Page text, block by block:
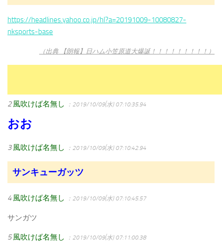
https://headlines.yahoo.co.jp/hl?a=20191009-10080827-
nksports-base
（出典 【朗報】日ハム小笠原道大爆誕！！！！！！！！！）
2 風吹けば名無し ：2019/10/09(水) 07:10:35.94
おお
3 風吹けば名無し ：2019/10/09(水) 07:10:42.94
サンキューガッツ
4 風吹けば名無し ：2019/10/09(水) 07:10:45.57
サンガツ
5 風吹けば名無し ：2019/10/09(水) 07:11:00.38